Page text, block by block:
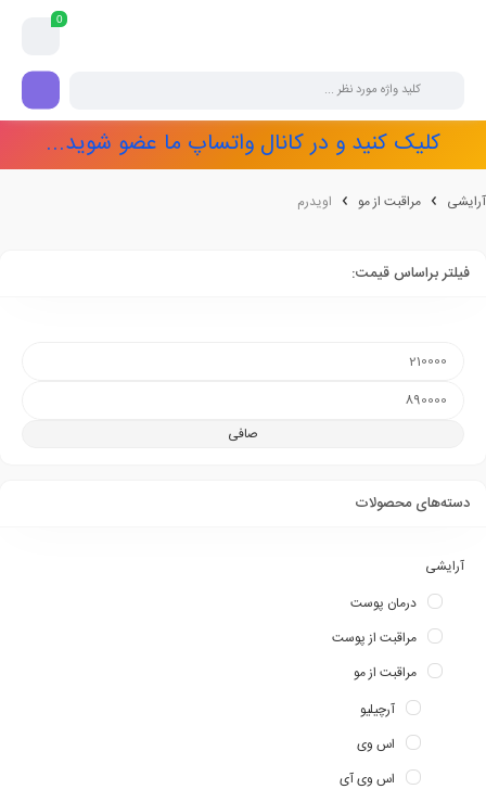
0
کلیک کنید و در کانال واتساپ ما عضو شوید...
آرایشی مراقبت از مو اویدرم
فیلتر براساس قیمت:
صافی
دسته‌های محصولات
آرایشی
درمان پوست
مراقبت از پوست
مراقبت از مو
آرچیلیو
اس وی
اس وی آی